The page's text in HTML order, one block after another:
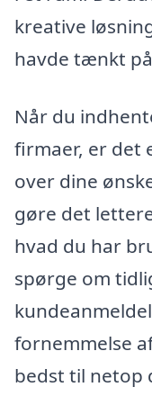
kreative
havde tænkt
Når du
firmaer, er det
over dine
gøre det
hvad du har
spørge om
fornemmelse
bedst til